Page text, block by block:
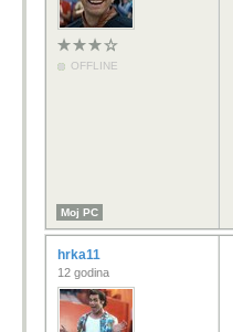
OFFLINE
Moj PC
hrka11
12 godina